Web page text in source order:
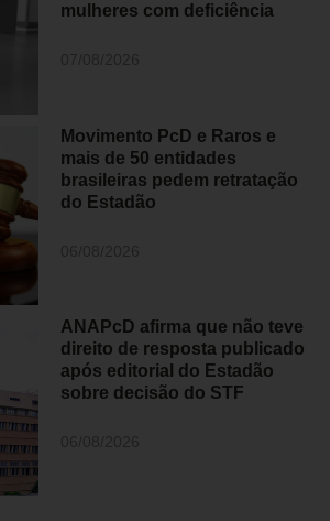
mulheres com deficiência
Movimento PcD e Raros e
mais de 50 entidades
brasileiras pedem retratação
do Estadão
ANAPcD afirma que não teve
direito de resposta publicado
após editorial do Estadão
sobre decisão do STF